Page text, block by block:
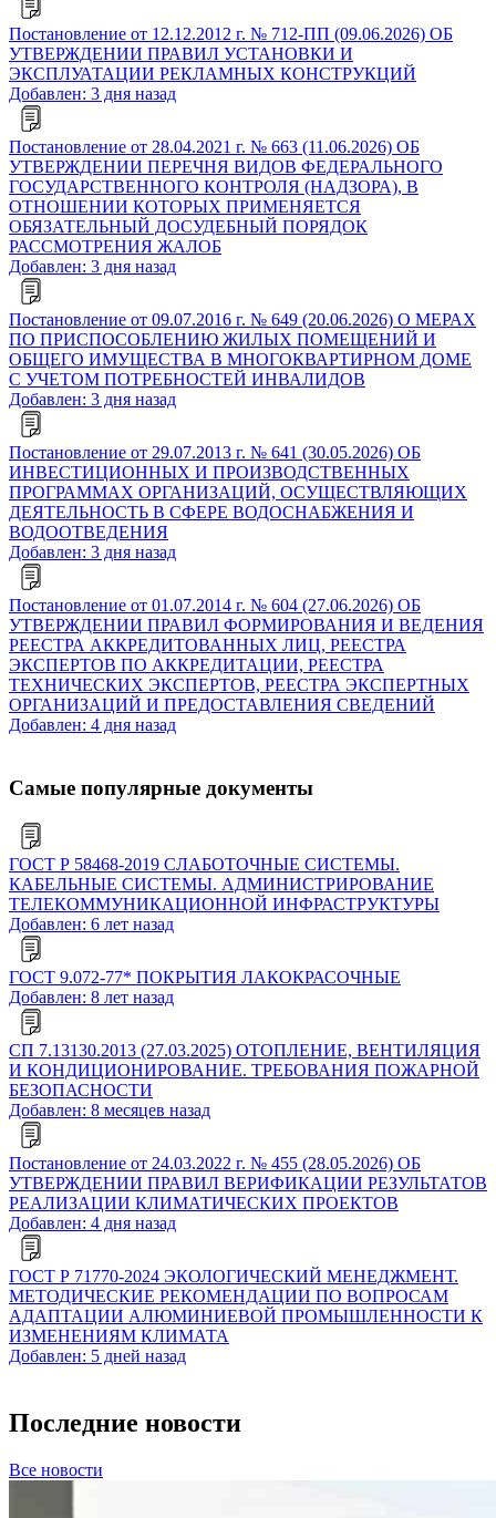
Постановление от 12.12.2012 г. № 712-ПП (09.06.2026) ОБ
УТВЕРЖДЕНИИ ПРАВИЛ УСТАНОВКИ И
ЭКСПЛУАТАЦИИ РЕКЛАМНЫХ КОНСТРУКЦИЙ
Добавлен: 3 дня назад
Постановление от 28.04.2021 г. № 663 (11.06.2026) ОБ
УТВЕРЖДЕНИИ ПЕРЕЧНЯ ВИДОВ ФЕДЕРАЛЬНОГО
ГОСУДАРСТВЕННОГО КОНТРОЛЯ (НАДЗОРА), В
ОТНОШЕНИИ КОТОРЫХ ПРИМЕНЯЕТСЯ
ОБЯЗАТЕЛЬНЫЙ ДОСУДЕБНЫЙ ПОРЯДОК
РАССМОТРЕНИЯ ЖАЛОБ
Добавлен: 3 дня назад
Постановление от 09.07.2016 г. № 649 (20.06.2026) О МЕРАХ
ПО ПРИСПОСОБЛЕНИЮ ЖИЛЫХ ПОМЕЩЕНИЙ И
ОБЩЕГО ИМУЩЕСТВА В МНОГОКВАРТИРНОМ ДОМЕ
С УЧЕТОМ ПОТРЕБНОСТЕЙ ИНВАЛИДОВ
Добавлен: 3 дня назад
Постановление от 29.07.2013 г. № 641 (30.05.2026) ОБ
ИНВЕСТИЦИОННЫХ И ПРОИЗВОДСТВЕННЫХ
ПРОГРАММАХ ОРГАНИЗАЦИЙ, ОСУЩЕСТВЛЯЮЩИХ
ДЕЯТЕЛЬНОСТЬ В СФЕРЕ ВОДОСНАБЖЕНИЯ И
ВОДООТВЕДЕНИЯ
Добавлен: 3 дня назад
Постановление от 01.07.2014 г. № 604 (27.06.2026) ОБ
УТВЕРЖДЕНИИ ПРАВИЛ ФОРМИРОВАНИЯ И ВЕДЕНИЯ
РЕЕСТРА АККРЕДИТОВАННЫХ ЛИЦ, РЕЕСТРА
ЭКСПЕРТОВ ПО АККРЕДИТАЦИИ, РЕЕСТРА
ТЕХНИЧЕСКИХ ЭКСПЕРТОВ, РЕЕСТРА ЭКСПЕРТНЫХ
ОРГАНИЗАЦИЙ И ПРЕДОСТАВЛЕНИЯ СВЕДЕНИЙ
Добавлен: 4 дня назад
Самые популярные документы
ГОСТ Р 58468-2019 СЛАБОТОЧНЫЕ СИСТЕМЫ.
КАБЕЛЬНЫЕ СИСТЕМЫ. АДМИНИСТРИРОВАНИЕ
ТЕЛЕКОММУНИКАЦИОННОЙ ИНФРАСТРУКТУРЫ
Добавлен: 6 лет назад
ГОСТ 9.072-77* ПОКРЫТИЯ ЛАКОКРАСОЧНЫЕ
Добавлен: 8 лет назад
СП 7.13130.2013 (27.03.2025) ОТОПЛЕНИЕ, ВЕНТИЛЯЦИЯ
И КОНДИЦИОНИРОВАНИЕ. ТРЕБОВАНИЯ ПОЖАРНОЙ
БЕЗОПАСНОСТИ
Добавлен: 8 месяцев назад
Постановление от 24.03.2022 г. № 455 (28.05.2026) ОБ
УТВЕРЖДЕНИИ ПРАВИЛ ВЕРИФИКАЦИИ РЕЗУЛЬТАТОВ
РЕАЛИЗАЦИИ КЛИМАТИЧЕСКИХ ПРОЕКТОВ
Добавлен: 4 дня назад
ГОСТ Р 71770-2024 ЭКОЛОГИЧЕСКИЙ МЕНЕДЖМЕНТ.
МЕТОДИЧЕСКИЕ РЕКОМЕНДАЦИИ ПО ВОПРОСАМ
АДАПТАЦИИ АЛЮМИНИЕВОЙ ПРОМЫШЛЕННОСТИ К
ИЗМЕНЕНИЯМ КЛИМАТА
Добавлен: 5 дней назад
Последние новости
Все новости